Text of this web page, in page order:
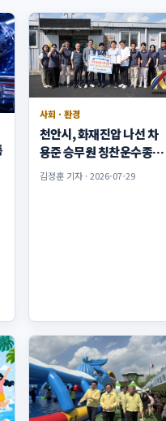
사회 · 환경
천안시, 화재진압 나선 차
용준 승무원 칭찬운수종사
자 선정
김정훈 기자 · 2026-07-29